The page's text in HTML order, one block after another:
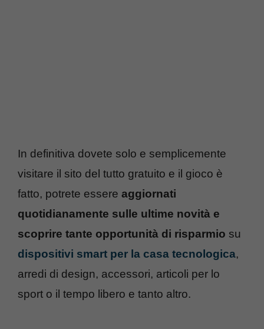
In definitiva dovete solo e semplicemente
visitare il sito del tutto gratuito e il gioco è
fatto, potrete essere aggiornati
quotidianamente sulle ultime novità e
scoprire tante opportunità di risparmio su
dispositivi smart per la casa tecnologica,
arredi di design, accessori, articoli per lo
sport o il tempo libero e tanto altro.